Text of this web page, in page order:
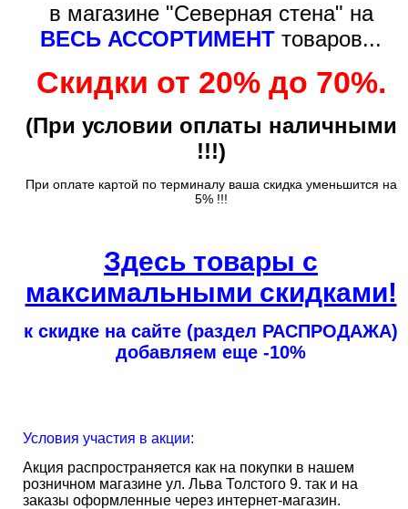
в магазине "Северная стена" на
ВЕСЬ АССОРТИМЕНТ товаров...
Скидки от 20% до 70%.
(При условии оплаты наличными
!!!)
При оплате картой по терминалу ваша скидка уменьшится на
5% !!!
Здесь товары с
максимальными скидками!
к скидке на сайте (раздел РАСПРОДАЖА)
добавляем еще -10%
Условия участия в акции:
Акция распространяется как на покупки в нашем
розничном магазине ул. Льва Толстого 9. так и на
заказы оформленные через интернет-магазин.